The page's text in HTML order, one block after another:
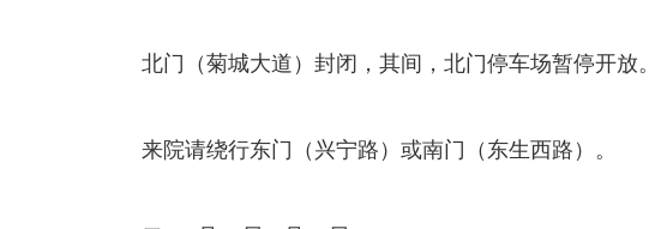
北门（菊城大道）封闭，其间，北门停车场暂停开放。
来院请绕行东门（兴宁路）或南门（东生西路）。